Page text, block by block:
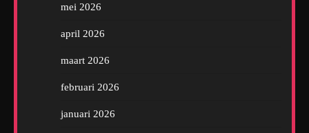
mei 2026
april 2026
maart 2026
februari 2026
januari 2026